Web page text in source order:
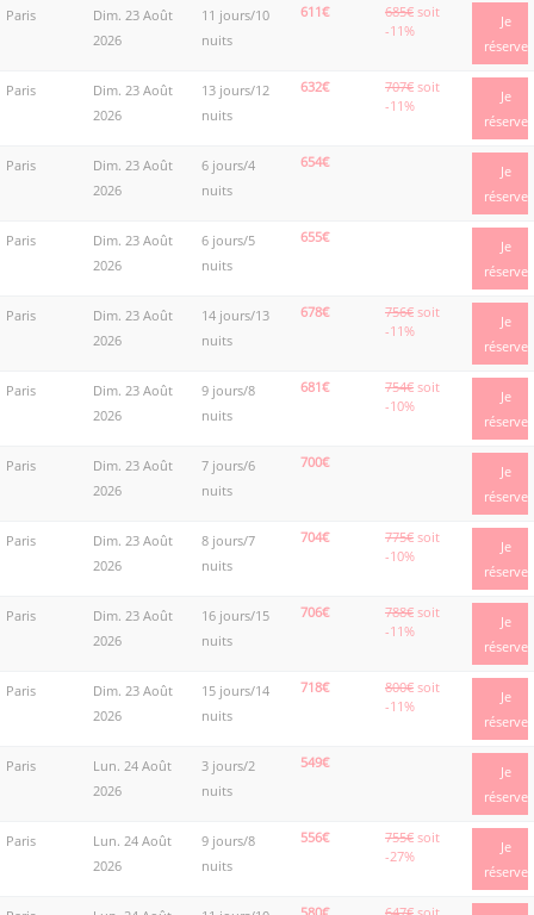
Paris
Dim. 23 Août
2026
11 jours/10
nuits
611€ 685€ soit
-11%
Je
réserve
Paris
Dim. 23 Août
2026
13 jours/12
nuits
632€ 707€ soit
-11%
Je
réserve
Paris
Dim. 23 Août
2026
6 jours/4
nuits
654€
Je
réserve
Paris
Dim. 23 Août
2026
6 jours/5
nuits
655€
Je
réserve
Paris
Dim. 23 Août
2026
14 jours/13
nuits
678€ 756€ soit
-11%
Je
réserve
Paris
Dim. 23 Août
2026
9 jours/8
nuits
681€ 754€ soit
-10%
Je
réserve
Paris
Dim. 23 Août
2026
7 jours/6
nuits
700€
Je
réserve
Paris
Dim. 23 Août
2026
8 jours/7
nuits
704€ 775€ soit
-10%
Je
réserve
Paris
Dim. 23 Août
2026
16 jours/15
nuits
706€ 788€ soit
-11%
Je
réserve
Paris
Dim. 23 Août
2026
15 jours/14
nuits
718€ 800€ soit
-11%
Je
réserve
Paris
Lun. 24 Août
2026
3 jours/2
nuits
549€
Je
réserve
Paris
Lun. 24 Août
2026
9 jours/8
nuits
556€ 755€ soit
-27%
Je
réserve